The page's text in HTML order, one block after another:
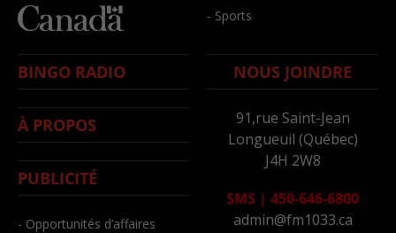
- Sports
BINGO RADIO
À PROPOS
PUBLICITÉ
- Opportunités d’affaires
NOUS JOINDRE
91,rue Saint-Jean
Longueuil (Québec)
J4H 2W8
SMS | 450-646-6800
admin@fm1033.ca